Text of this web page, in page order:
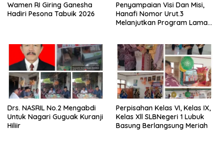
Wamen RI Giring Ganesha
Hadiri Pesona Tabuik 2026
Penyampaian Visi Dan Misi,
Hanafi Nomor Urut.3
Melanjutkan Program Lama
Drs. NASRIL No.2 Mengabdi
Untuk Nagari Guguak Kuranji
Hiliir
Perpisahan Kelas VI, Kelas IX,
Kelas Xll SLBNegeri 1 Lubuk
Basung Berlangsung Meriah